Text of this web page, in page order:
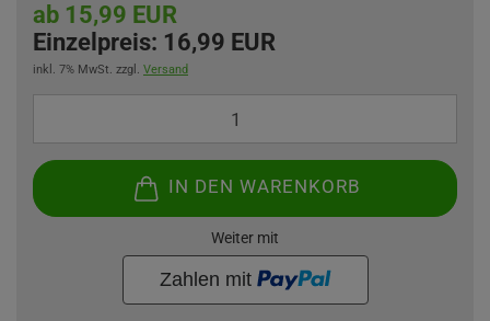
ab 15,99 EUR
Einzelpreis: 16,99 EUR
inkl. 7% MwSt. zzgl. Versand
IN DEN WARENKORB
Weiter mit